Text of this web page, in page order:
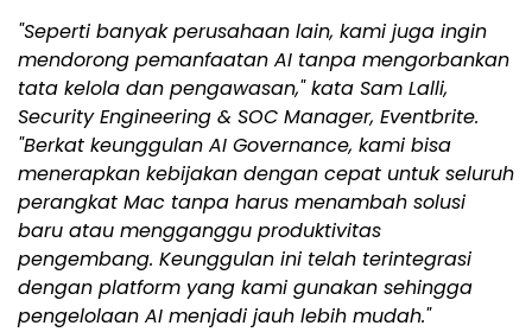
"Seperti banyak perusahaan lain, kami juga ingin
mendorong pemanfaatan AI tanpa mengorbankan
tata kelola dan pengawasan," kata Sam Lalli,
Security Engineering & SOC Manager, Eventbrite.
"Berkat keunggulan AI Governance, kami bisa
menerapkan kebijakan dengan cepat untuk seluruh
perangkat Mac tanpa harus menambah solusi
baru atau mengganggu produktivitas
pengembang. Keunggulan ini telah terintegrasi
dengan platform yang kami gunakan sehingga
pengelolaan AI menjadi jauh lebih mudah."